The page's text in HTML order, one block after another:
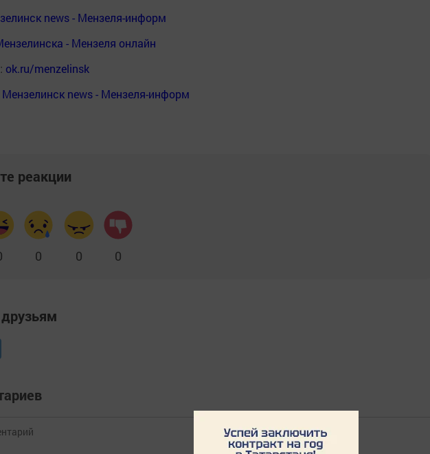
news - Мензеля-информ
- Мензеля онлайн
ok.ru/menzelinsk
Мензелинск news - Мензеля-информ
реакции
0 0 0